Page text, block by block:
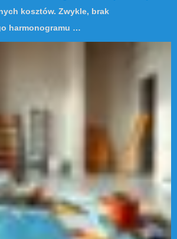
kosztów. Zwykle, brak
harmonogramu …